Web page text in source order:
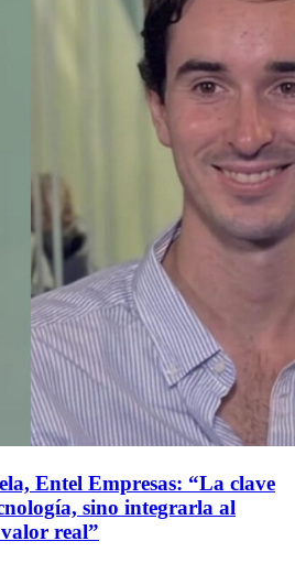
Entel Empresas: “La clave
sino integrarla al
real”